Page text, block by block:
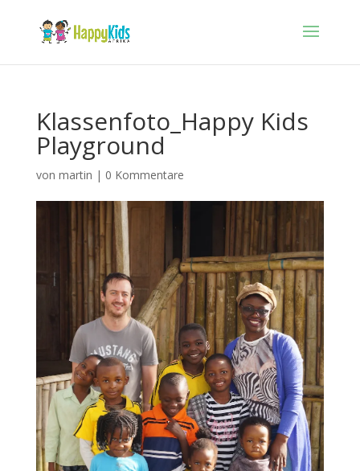
Klassenfoto_Happy Kids
Playground
von martin | 0 Kommentare